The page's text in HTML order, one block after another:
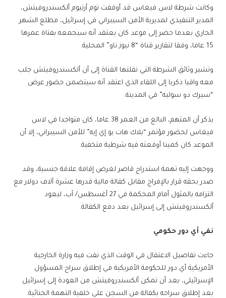
وكانت شرطة لاس فيغاس قد أوقفت توم أرتيوم ألكسندروفيتش،
المدير التنفيذي لمديرية الأمن السيبراني في إسرائيل، مطلع الشهر
الجاري بعدما حضر إلى موعد كان يعتقد أنه سيجمعه بفتاة عمرها
15 عاما، وفقا لتقارير قناة “8 نيوز ناو” المحلية.
وتشير وثائق الشرطة التي نقلتها القناة إلى أن ألكسندروفيتش جلب
معه واقيا ذكريا إلى اللقاء الذي اعتقد أنه سيتضمن حضور عرض
“سيرك دو سوليه” في المدينة.
يذكر أن المتهم، البالغ من العمر 38 عاما، كان متواجدا في لاس
فيغاس لحضور مؤتمر “بلاك هات يو إي إيه” للأمن السيبراني، إلا أن
الموعد كان كمينا أوقعته فيه شرطية متخفية.
ووجهت إليه تهمة استدراج قاصر لغرض إقامة علاقة جنسية، وقد
صدر بحقه قرار بالإفراج مقابل كفالة مالية قدرها عشرة آلاف دولار مع
التزامه بالمثول أمام المحكمة في 27 أغسطس/ آب، ليعود
ألكسندروفيتش إلى إسرائيل بعد دفع الكفالة.
نفي أي دور حكومي
جاءت تفاصيل الاعتقال في الوقت الذي نفت فيه وزارة الخارجية
الأمريكية أي دور للحكومة الأمريكية في إطلاق سراح المسؤول
الإسرائيلي، بعد أن تمكن ألكسندروفيتش من العودة إلى إسرائيل
بعد إطلاق سراحه بكفالة من السجن على خلفية التهمة الجنائية.